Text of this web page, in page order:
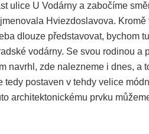
ulice U Vodárny a zabočíme
Hviezdoslavova.
dlouze představovat, bychom
vodárny. Se svou rodinou a
navrhl, zde nalezneme i dnes, a
tedy postaven v tehdy velice
architektonickému prvku